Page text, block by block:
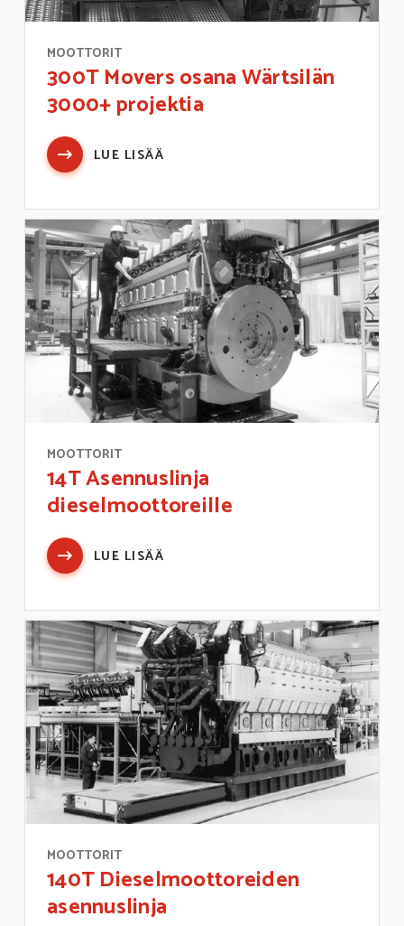
MOOTTORIT
300T Movers osana Wärtsilän
3000+ projektia
LUE LISÄÄ
MOOTTORIT
14T Asennuslinja
dieselmoottoreille
LUE LISÄÄ
MOOTTORIT
140T Dieselmoottoreiden
asennuslinja